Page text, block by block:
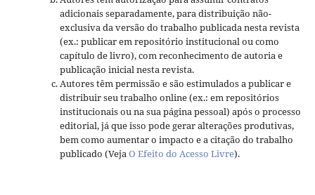
adicionais separadamente, para distribuição não-
exclusiva da versão do trabalho publicada nesta revista
(ex.: publicar em repositório institucional ou como
capítulo de livro), com reconhecimento de autoria e
publicação inicial nesta revista.
Autores têm permissão e são estimulados a publicar e
distribuir seu trabalho online (ex.: em repositórios
institucionais ou na sua página pessoal) após o processo
editorial, já que isso pode gerar alterações produtivas,
bem como aumentar o impacto e a citação do trabalho
publicado (VejaO Efeito do Acesso Livre).